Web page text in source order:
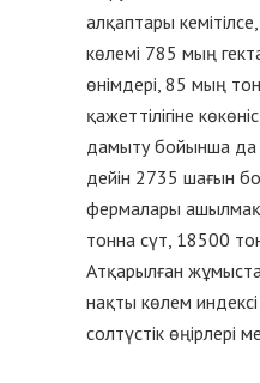
алқаптары
көлемі 785 мың
өнімдері, 85 мың
қажеттілігіне
дамыту бойынша да
дейін 2735 шағын
фермалары
тонна сүт, 18500
Атқарылған
нақты көлем
солтүстік